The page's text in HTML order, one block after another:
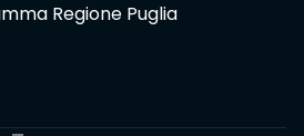
Regione Puglia